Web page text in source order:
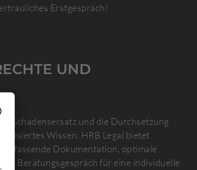
Erstgespräch!
UND
Schadensersatz und die Durchsetzung
Wissen. HRB Legal bietet
Dokumentation, optimale
Ihr Beratungsgespräch für eine individuelle